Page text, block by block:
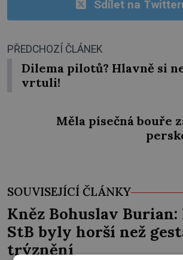
Sdílet na
PŘEDCHOZÍ ČLÁNEK
Dilema pilotů? Hlavně si
vrtuli!
Měla písečná bouře
SOUVISEJÍCÍ ČLÁNKY
Kněz Bohuslav
StB byly horší než
trýznění